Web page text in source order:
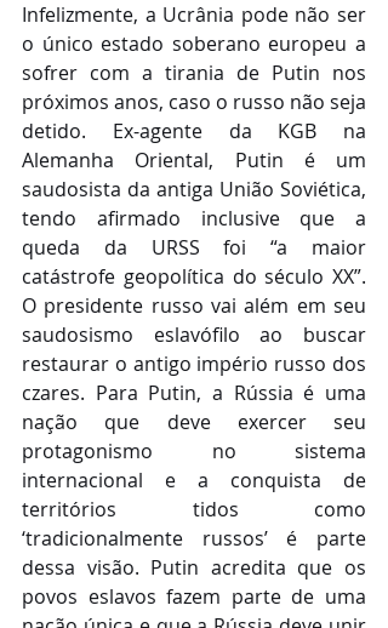
Infelizmente, a Ucrânia pode não ser
o único estado soberano europeu a
sofrer com a tirania de Putin nos
próximos anos, caso o russo não seja
detido. Ex-agente da KGB na
Alemanha Oriental, Putin é um
saudosista da antiga União Soviética,
tendo afirmado inclusive que a
queda da URSS foi “a maior
catástrofe geopolítica do século XX”.
O presidente russo vai além em seu
saudosismo eslavófilo ao buscar
restaurar o antigo império russo dos
czares. Para Putin, a Rússia é uma
nação que deve exercer seu
protagonismo no sistema
internacional e a conquista de
territórios tidos como
‘tradicionalmente russos’ é parte
dessa visão. Putin acredita que os
povos eslavos fazem parte de uma